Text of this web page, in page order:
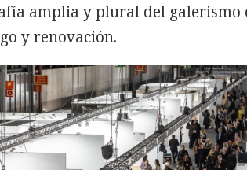
amplia y plural del galerismo
y renovación.